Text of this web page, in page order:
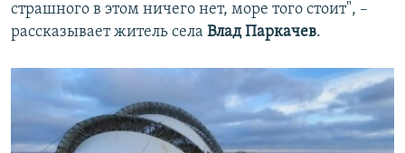
страшного в этом ничего нет, море того стоит", –
рассказывает житель села Влад Паркачев.